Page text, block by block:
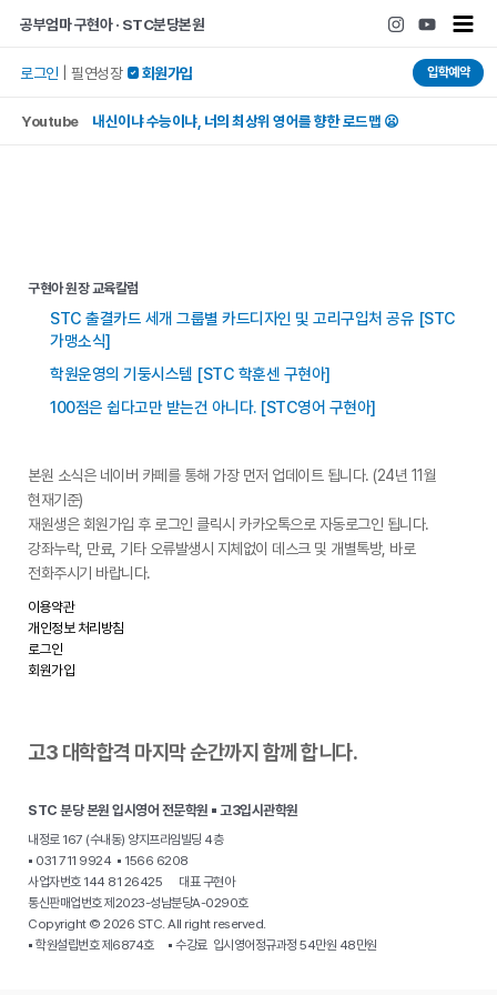
건너뛰기
공부엄마 구현아 · STC분당본원
Main
로그인 필연성장  회원가입 입학예약
Youtube 내신이냐 수능이냐, 너의 최상위 영어를 향한 로드맵 😦
구현아 원장 교육칼럼
STC 출결카드 세개 그룹별 카드디자인 및 고리구입처 공유 [STC
가맹소식]
학원운영의 기둥시스템 [STC 학훈센 구현아]
100점은 쉽다고만 받는건 아니다. [STC영어 구현아]
본원 소식은 네이버 카페를 통해 가장 먼저 업데이트 됩니다. (24년 11월
현재기준)
재원생은 회원가입 후 로그인 클릭시 카카오톡으로 자동로그인 됩니다.
강좌누락, 만료, 기타 오류발생시 지체없이 데스크 및 개별톡방, 바로
전화주시기 바랍니다.
이용약관
개인정보 처리방침
로그인
회원가입
고3 대학합격 마지막 순간까지 함께 합니다.
STC 분당 본원 입시영어 전문학원 ▪ 고3입시관학원
내정로 167 (수내동) 양지프라임빌딩 4층
▪ 031 711 9924 ▪ 1566 6208
사업자번호 144 81 26425 대표 구현아
통신판매업번호 제2023-성남분당A-0290호
Copyright © 2026 STC. All right reserved.
▪ 학원설립번호 제6874호 ▪ 수강료 입시영어정규과정 54만원 48만원